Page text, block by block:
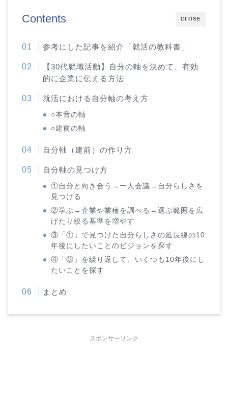
CLOSE
Contents
参考にした記事を紹介「就活の教科書」
【30代就職活動】自分の軸を決めて、有効
的に企業に伝える方法
就活における自分軸の考え方
○本音の軸
○建前の軸
自分軸（建前）の作り方
自分軸の見つけ方
①自分と向き合う→一人会議→自分らしさを
見つける
②学ぶ→企業や業種を調べる→選ぶ範囲を広
げたり絞る基準を増やす
③「①」で見つけた自分らしさの延長線の10
年後にしたいことのビジョンを探す
④「③」を繰り返して、いくつも10年後にし
たいことを探す
まとめ
スポンサーリンク